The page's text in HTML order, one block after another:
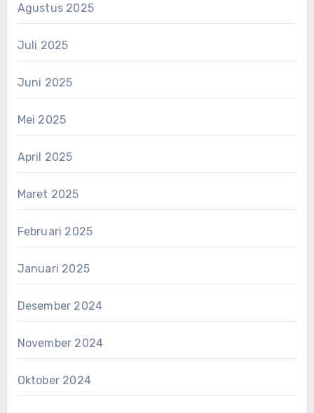
Agustus 2025
Juli 2025
Juni 2025
Mei 2025
April 2025
Maret 2025
Februari 2025
Januari 2025
Desember 2024
November 2024
Oktober 2024